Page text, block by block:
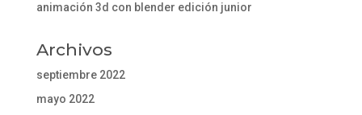
animación 3d con blender edición junior
Archivos
septiembre 2022
mayo 2022